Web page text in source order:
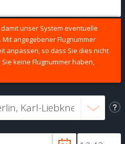
unser System eventuelle
angegebener Flugnummer
anpassen, so dass Sie dies nicht
keine Flugnummer haben,